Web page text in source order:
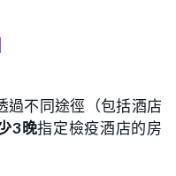
過不同途徑（包括酒店
3晚指定檢疫酒店的房